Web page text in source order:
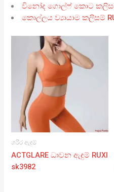
විනෝද ගොල්ෆ් කොට කලිසම්
කොල්ලය ව්‍යායාම කලිසම්
ශරීර ඇඳුම්
ACTGLARE ධාවන ඇඳුම් RUXI
sk3982